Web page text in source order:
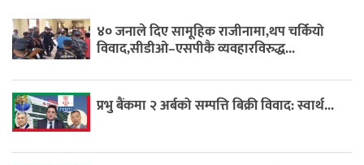
४० जनाले दिए सामूहिक राजीनामा,थप चर्कियो
विवाद,सीडीओ–एसपीकै व्यवहारविरुद्ध...
प्रभु बैंकमा २ अर्बको सम्पत्ति बिक्री विवाद: स्वार्थ...